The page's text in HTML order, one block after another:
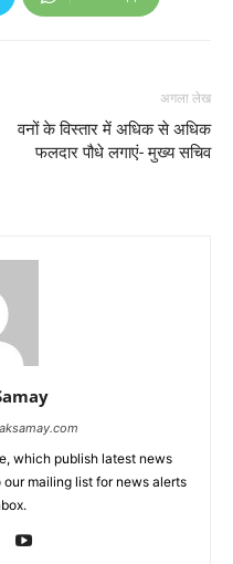
अगला लेख
वनों के विस्तार में अधिक से अधिक
फलदार पौधे लगाएं- मुख्य सचिव
which publish latest news
mailing list for news alerts